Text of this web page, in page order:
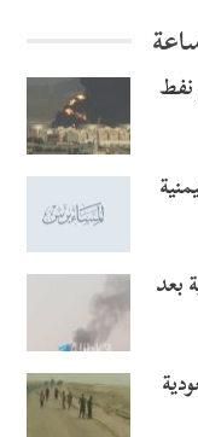
برميل نفط
بعد